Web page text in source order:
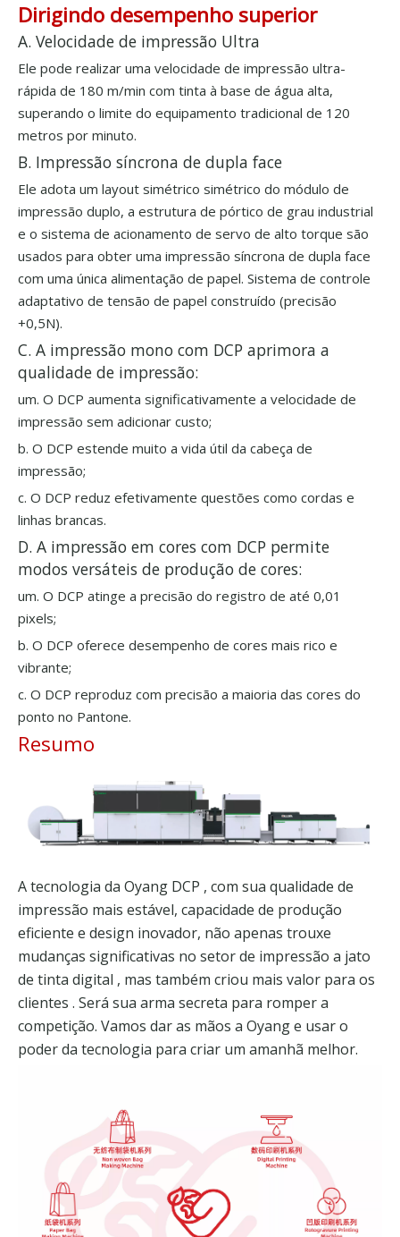
Dirigindo desempenho superior
A. Velocidade de impressão Ultra
Ele pode realizar uma velocidade de impressão ultra-
rápida de 180 m/min com tinta à base de água alta,
superando o limite do equipamento tradicional de 120
metros por minuto.
B. Impressão síncrona de dupla face
Ele adota um layout simétrico simétrico do módulo de
impressão duplo, a estrutura de pórtico de grau industrial
e o sistema de acionamento de servo de alto torque são
usados ​​para obter uma impressão síncrona de dupla face
com uma única alimentação de papel. Sistema de controle
adaptativo de tensão de papel construído (precisão
+0,5N).
C. A impressão mono com DCP aprimora a
qualidade de impressão:
um. O DCP aumenta significativamente a velocidade de
impressão sem adicionar custo;
b. O DCP estende muito a vida útil da cabeça de
impressão;
c. O DCP reduz efetivamente questões como cordas e
linhas brancas.
D. A impressão em cores com DCP permite
modos versáteis de produção de cores:
um. O DCP atinge a precisão do registro de até 0,01
pixels;
b. O DCP oferece desempenho de cores mais rico e
vibrante;
c. O DCP reproduz com precisão a maioria das cores do
ponto no Pantone.
Resumo
A tecnologia da Oyang DCP , com sua qualidade de
impressão mais estável, capacidade de produção
eficiente e design inovador, não apenas trouxe
mudanças significativas no setor de impressão a jato
de tinta digital , mas também criou mais valor para os
clientes . Será sua arma secreta para romper a
competição. Vamos dar as mãos a Oyang e usar o
poder da tecnologia para criar um amanhã melhor.